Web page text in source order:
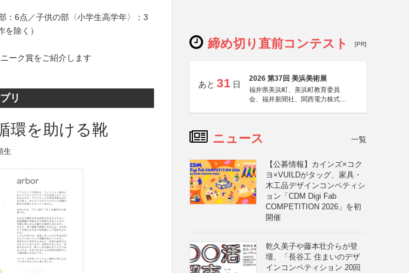
：6点／子供の部〈小学生高学年〉：3
除く）
ーク賞をご紹介します
リ
環を助ける靴
生
締め切り直前コンテスト [PR]
あと 31 日
2026 第37回 美浜美術展
福井県美浜町、美浜町教育委員
会、福井新聞社、関西電力株式会
ニュース 一覧
【公募情報】カインズ×コク
ヨ×VUILDがタッグ、家具・
木工品デザインコンペティシ
ョン「CDM Digi Fab
COMPETITION 2026」を初
開催
乾久美子や藤本壮介らが登
壇、「長谷工 住まいのデザ
インコンペティション 20回